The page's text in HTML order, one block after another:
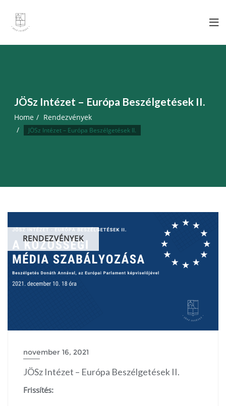
content
JÖSz Intézet – Európa Beszélgetések II.
Home Rendezvények
JÖSz Intézet – Európa Beszélgetések II.
RENDEZVÉNYEK
november 16, 2021
JÖSz Intézet – Európa Beszélgetések II.
Frissítés: